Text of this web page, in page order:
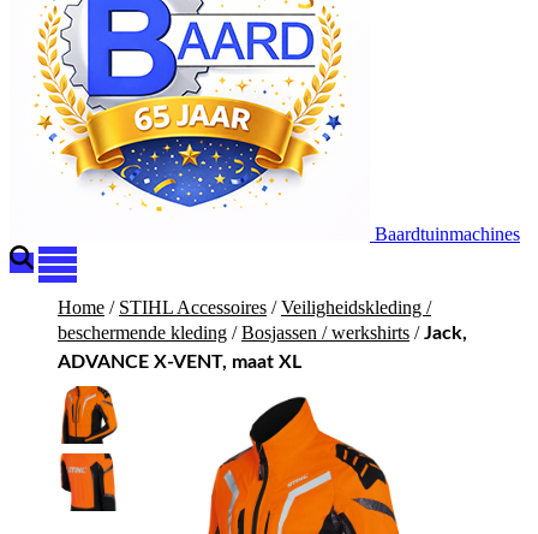
Baardtuinmachines
Home / STIHL Accessoires /Veiligheidskleding /
beschermende kleding /Bosjassen / werkshirts /Jack,
ADVANCE X-VENT, maat XL